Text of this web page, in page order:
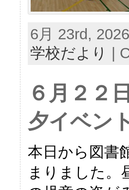
6月 23rd,
学校だより
６月２２
夕イベン
本日から図書
まりました。